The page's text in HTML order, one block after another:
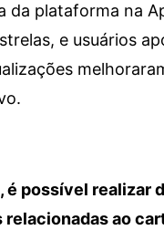
da plataforma na
e usuários
é possível realizar
relacionadas ao